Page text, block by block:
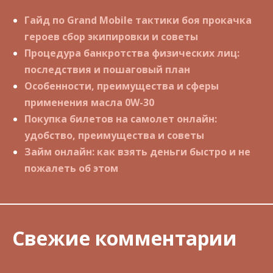
Гайд по Grand Mobile тактики боя прокачка
героев сбор экипировки и советы
Процедура банкротства физических лиц:
последствия и пошаговый план
Особенности, преимущества и сферы
применения масла 0W-30
Покупка билетов на самолет онлайн:
удобство, преимущества и советы
Займ онлайн: как взять деньги быстро и не
пожалеть об этом
Свежие комментарии